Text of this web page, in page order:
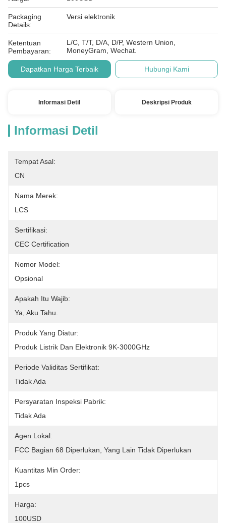
Packaging
Details:
Versi elektronik
Ketentuan
Pembayaran:
L/C, T/T, D/A, D/P, Western Union,
MoneyGram, Wechat.
Dapatkan Harga Terbaik Hubungi Kami
Informasi Detil Deskripsi Produk
Informasi Detil
Tempat Asal:
CN
Nama Merek:
LCS
Sertifikasi:
CEC Certification
Nomor Model:
Opsional
Apakah Itu Wajib:
Ya, Aku Tahu.
Produk Yang Diatur:
Produk Listrik Dan Elektronik 9K-3000GHz
Periode Validitas Sertifikat:
Tidak Ada
Persyaratan Inspeksi Pabrik:
Tidak Ada
Agen Lokal:
FCC Bagian 68 Diperlukan, Yang Lain Tidak Diperlukan
Kuantitas Min Order:
1pcs
Harga:
100USD